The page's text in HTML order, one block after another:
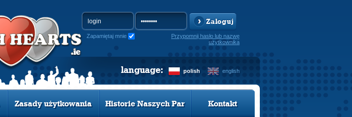
Zaloguj
Zapamiętaj mnie
Przypomnij hasło lub nazwę
użytkownika
polish english
language:
Zasady użytkowania Historie Naszych Par Kontakt